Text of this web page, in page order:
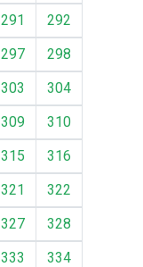
291
292
297
298
303
304
309
310
315
316
321
322
327
328
333
334